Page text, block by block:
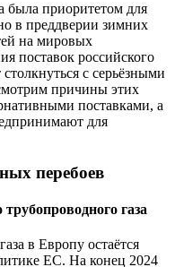
была приоритетом для
в преддверии зимних
на мировых
поставок российского
с серьёзными
причины этих
поставками, а
для
перебоев
газа
в Европу остаётся
ЕС. На конец 2024